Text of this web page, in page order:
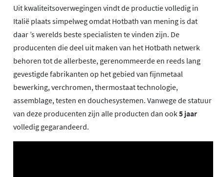
Uit kwaliteitsoverwegingen vindt de productie volledig in
Italië plaats simpelweg omdat Hotbath van mening is dat
daar ’s werelds beste specialisten te vinden zijn. De
producenten die deel uit maken van het Hotbath netwerk
behoren tot de allerbeste, gerenommeerde en reeds lang
gevestigde fabrikanten op het gebied van fijnmetaal
bewerking, verchromen, thermostaat technologie,
assemblage, testen en douchesystemen. Vanwege de statuur
van deze producenten zijn alle producten dan ook5 jaar
volledig gegarandeerd.